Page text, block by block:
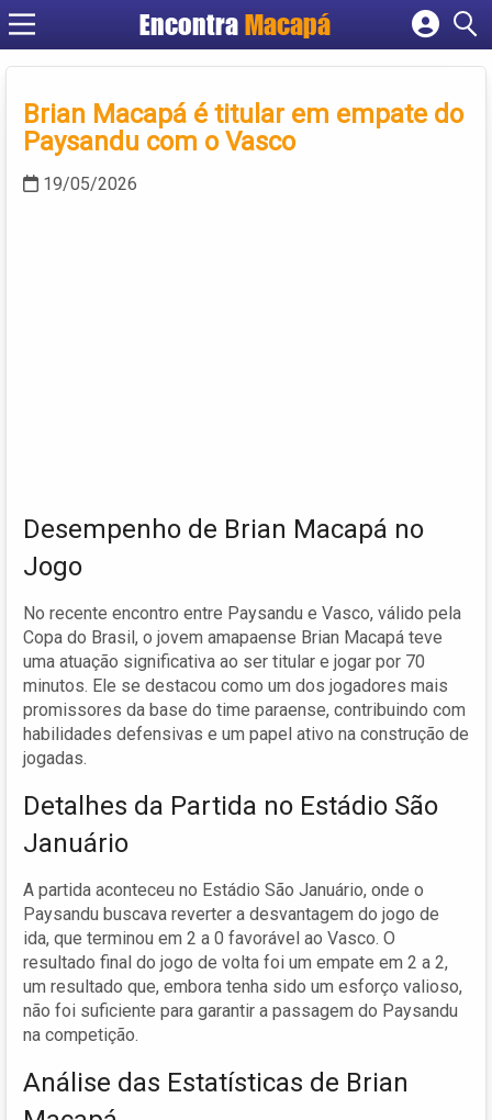
EncontraMacapá
Cadastrar empresa
Criar conta
Brian Macapá é titular em empate do
Paysandu com o Vasco
19/05/2026
Desempenho de Brian Macapá no
Jogo
No recente encontro entre Paysandu e Vasco, válido pela
Copa do Brasil, o jovem amapaense Brian Macapá teve
uma atuação significativa ao ser titular e jogar por 70
minutos. Ele se destacou como um dos jogadores mais
promissores da base do time paraense, contribuindo com
habilidades defensivas e um papel ativo na construção de
jogadas.
Detalhes da Partida no Estádio São
Januário
A partida aconteceu no Estádio São Januário, onde o
Paysandu buscava reverter a desvantagem do jogo de
ida, que terminou em 2 a 0 favorável ao Vasco. O
resultado final do jogo de volta foi um empate em 2 a 2,
um resultado que, embora tenha sido um esforço valioso,
não foi suficiente para garantir a passagem do Paysandu
na competição.
Análise das Estatísticas de Brian